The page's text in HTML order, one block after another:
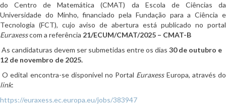
do Centro de Matemática (CMAT) da Escola de Ciências da
Universidade do Minho, financiado pela Fundação para a Ciência e
Tecnologia (FCT), cujo aviso de abertura está publicado no portal
Euraxesscom a referência 21/ECUM/CMAT/2025 – CMAT-B
As candidaturas devem ser submetidas entre os dias 30 de outubro e
12 de novembro de 2025.
O edital encontra-se disponível no Portal Euraxess Europa, através do
link:
https://euraxess.ec.europa.eu/jobs/383947